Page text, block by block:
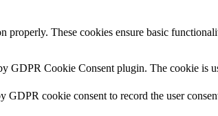
properly. These cookies ensure basic
GDPR Cookie Consent plugin. The cookie is
GDPR cookie consent to record the user